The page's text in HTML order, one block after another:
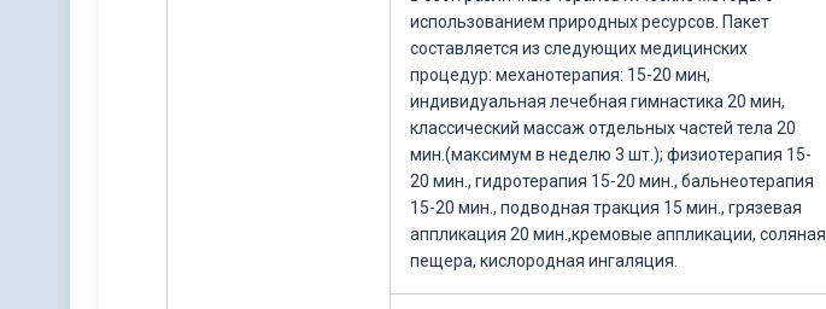
использованием природных ресурсов. Пакет
составляется из следующих медицинских
процедур: механотерапия: 15-20 мин,
индивидуальная лечебная гимнастика 20 мин,
классический массаж отдельных частей тела 20
мин.(максимум в неделю 3 шт.); физиотерапия 15-
20 мин., гидротерапия 15-20 мин., бальнеотерапия
15-20 мин., подводная тракция 15 мин., грязевая
аппликация 20 мин.,кремовые аппликации, соляная
пещера, кислородная ингаляция.